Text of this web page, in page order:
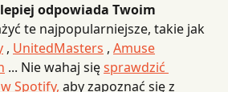
odpowiada Twoim
te najpopularniejsze, takie jak
, UnitedMasters , Amuse
... Nie wahaj się sprawdzić
Spotify, aby zapoznać się z